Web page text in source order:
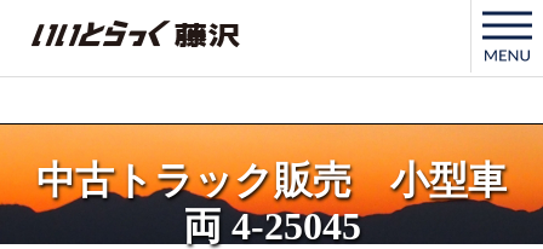
いいとらっく藤沢
中古トラック販売 小型車
両 4-25045